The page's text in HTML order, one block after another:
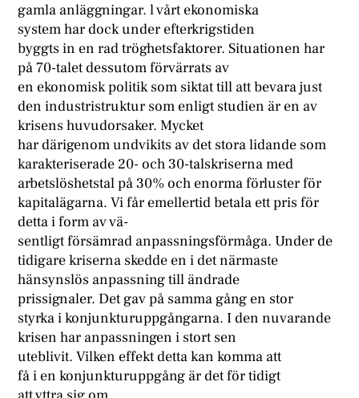
gamla anläggningar. l vårt ekonomiska
system har dock under efterkrigstiden
byggts in en rad tröghetsfaktorer. Situationen har
på 70-talet dessutom förvärrats av
en ekonomisk politik som siktat till att bevara just
den industristruktur som enligt studien är en av
krisens huvudorsaker. Mycket
har därigenom undvikits av det stora lidande som
karakteriserade 20- och 30-talskriserna med
arbetslöshetstal på 30% och enorma förluster för
kapitalägarna. Vi får emellertid betala ett pris för
detta i form av vä-
sentligt försämrad anpassningsförmåga. Under de
tidigare kriserna skedde en i det närmaste
hänsynslös anpassning till ändrade
prissignaler. Det gav på samma gång en stor
styrka i konjunkturuppgångarna. I den nuvarande
krisen har anpassningen i stort sen
uteblivit. Vilken effekt detta kan komma att
få i en konjunkturuppgång är det för tidigt